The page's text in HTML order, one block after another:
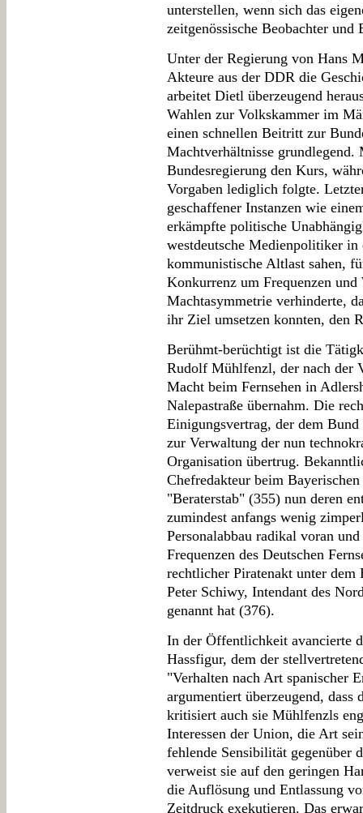
unterstellen, wenn sich das
zeitgenössische Beobachter und
Unter der Regierung von Hans
Akteure aus der DDR die
arbeitet Dietl überzeugend
Wahlen zur Volkskammer im
einen schnellen Beitritt zur
Machtverhältnisse
Bundesregierung den Kurs,
Vorgaben lediglich folgte.
geschaffener Instanzen wie
erkämpfte politische
westdeutsche Medienpolitiker
kommunistische Altlast sahen,
Konkurrenz um Frequenzen und
Machtasymmetrie verhinderte,
ihr Ziel umsetzen konnten, den
Berühmt-berüchtigt ist die
Rudolf Mühlfenzl, der nach der
Macht beim Fernsehen in
Nalepastraße übernahm. Die
Einigungsvertrag, der dem
zur Verwaltung der nun
Organisation übertrug.
Chefredakteur beim
"Beraterstab" (355) nun deren
zumindest anfangs wenig
Personalabbau radikal voran
Frequenzen des Deutschen
rechtlicher Piratenakt unter
Peter Schiwy, Intendant des
genannt hat (376).
In der Öffentlichkeit avancierte
Hassfigur, dem der
"Verhalten nach Art spanischer
argumentiert überzeugend,
kritisiert auch sie Mühlfenzls
Interessen der Union, die Art
fehlende Sensibilität gegenüber
verweist sie auf den geringen
die Auflösung und Entlassung
Zeitdruck exekutieren. Das